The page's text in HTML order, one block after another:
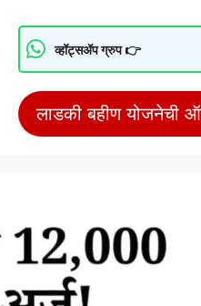
व्हॉट्सॲप ग्रुप 👉
लाडकी बहीण योजनेची